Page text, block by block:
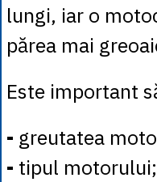
lungi, iar o
părea mai
Este important
- greutatea
- tipul motorului;